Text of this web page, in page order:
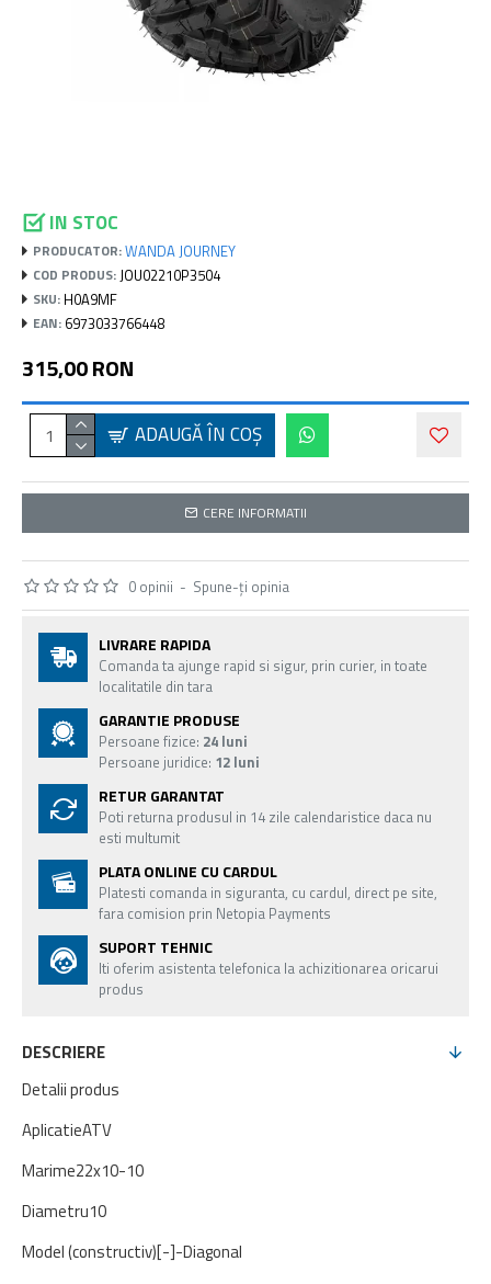
IN STOC
PRODUCATOR:WANDA JOURNEY
COD PRODUS: JOU02210P3504
SKU: H0A9MF
EAN: 6973033766448
0 opinii - Spune-ţi opinia
315,00 RON
ADAUGĂ ÎN COŞ
CERE INFORMATII
LIVRARE RAPIDA
Comanda ta ajunge rapid si sigur, prin curier, in toate
localitatile din tara
GARANTIE PRODUSE
Persoane fizice: 24 luni
Persoane juridice: 12 luni
RETUR GARANTAT
Poti returna produsul in 14 zile calendaristice daca nu
esti multumit
PLATA ONLINE CU CARDUL
Platesti comanda in siguranta, cu cardul, direct pe site,
fara comision prin Netopia Payments
SUPORT TEHNIC
Iti oferim asistenta telefonica la achizitionarea oricarui
produs
DESCRIERE
Detalii produs
AplicatieATV
Marime22x10-10
Diametru10
Model (constructiv)[-]-Diagonal